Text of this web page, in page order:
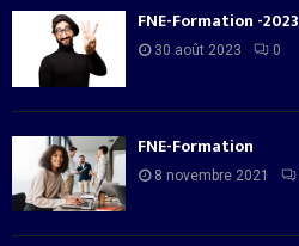
FNE-Formation -2023
30 août 2023 0
FNE-Formation
8 novembre 2021